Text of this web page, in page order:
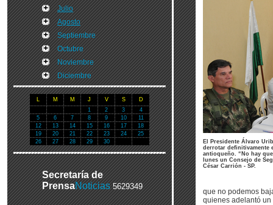
Julio
Agosto
Septiembre
Octubre
Noviembre
Diciembre
L M M J V S
D
1
2 3
4
5
6 7 8 9 10
11
12
13 14 15 16 17
18
19
20 21 22 23 24
25
26
27 28 29 30
Secretaría de
PrensaNoticias 5629349
El Presidente Álvaro
derrotar definitivamente
antioqueño. “No hay
lunes un Consejo de
César Carrión - SP.
que no podemos
quienes adelantó